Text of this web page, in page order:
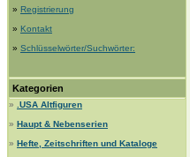
» Registrierung
» Kontakt
» Schlüsselwörter/Suchwörter:
Kategorien
»
.USA Altfiguren
» Haupt & Nebenserien
» Hefte, Zeitschriften und Kataloge